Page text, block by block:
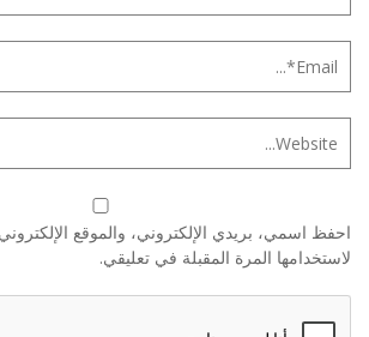
احفظ اسمي، بريدي الإلكتروني، والموقع
لاستخدامها المرة المقبلة في تعليقي.